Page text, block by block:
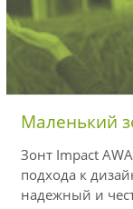
Маленький
Зонт Impact
подхода к
надежный и